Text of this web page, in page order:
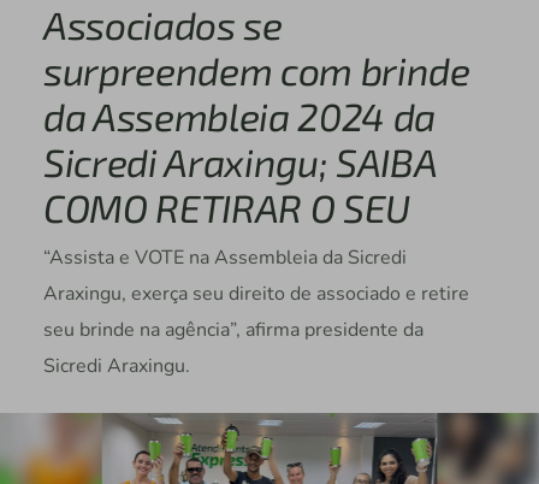
Associados se
surpreendem com brinde
da Assembleia 2024 da
Sicredi Araxingu; SAIBA
COMO RETIRAR O SEU
“Assista e VOTE na Assembleia da Sicredi
Araxingu, exerça seu direito de associado e retire
seu brinde na agência”, afirma presidente da
Sicredi Araxingu.